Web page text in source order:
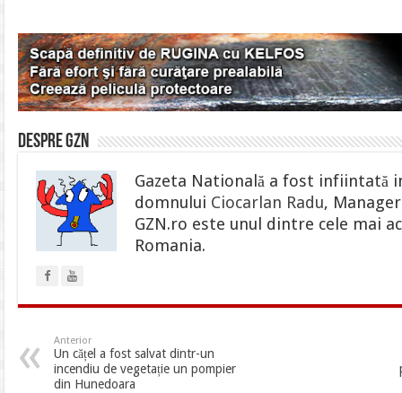
Despre gzn
Gazeta Natională a fost infiintată
domnului Ciocarlan Radu,
GZN.ro este unul dintre cele mai
Romania.
Anterior
Un cățel a fost salvat dintr-un
incendiu de vegetație un pompier
din Hunedoara